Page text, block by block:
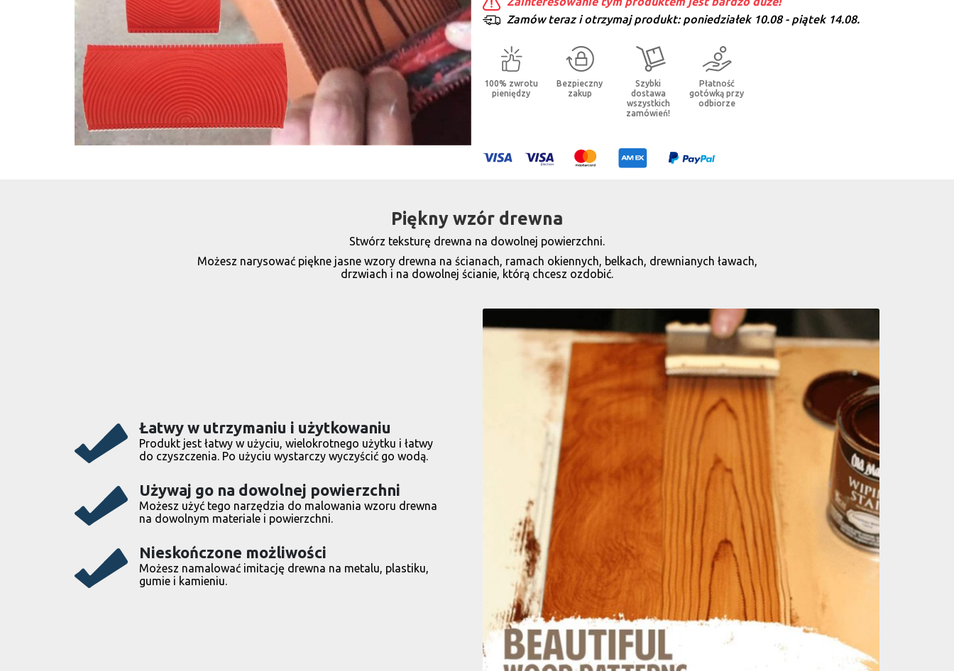
Zamów teraz i otrzymaj produkt:poniedziałek 10.08 - piątek 14.08.
100% zwrotu
pieniędzy
Bezpieczny
zakup
Szybki
dostawa
wszystkich
zamówień!
Płatność
gotówką przy
odbiorze
Piękny wzór drewna
Stwórz teksturę drewna na dowolnej powierzchni.
Możesz narysować piękne jasne wzory drewna na ścianach, ramach okiennych, belkach, drewnianych ławach,
drzwiach i na dowolnej ścianie, którą chcesz ozdobić.
Łatwy w utrzymaniu i użytkowaniu
Produkt jest łatwy w użyciu, wielokrotnego użytku i łatwy
do czyszczenia. Po użyciu wystarczy wyczyścić go wodą.
Używaj go na dowolnej powierzchni
Możesz użyć tego narzędzia do malowania wzoru drewna
na dowolnym materiale i powierzchni.
Nieskończone możliwości
Możesz namalować imitację drewna na metalu, plastiku,
gumie i kamieniu.